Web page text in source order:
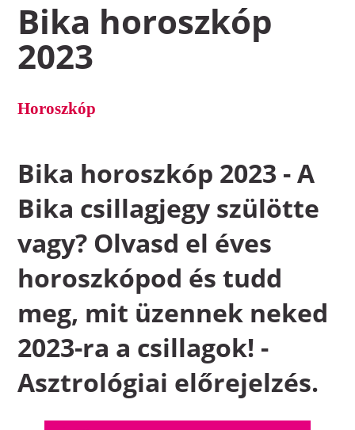
Bika horoszkóp
2023
Horoszkóp
Bika horoszkóp 2023 - A
Bika csillagjegy szülötte
vagy? Olvasd el éves
horoszkópod és tudd
meg, mit üzennek neked
2023-ra a csillagok! -
Asztrológiai előrejelzés.